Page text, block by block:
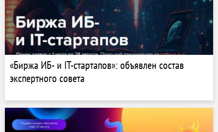
«Биржа ИБ- и IT-стартапов»: объявлен состав
экспертного совета